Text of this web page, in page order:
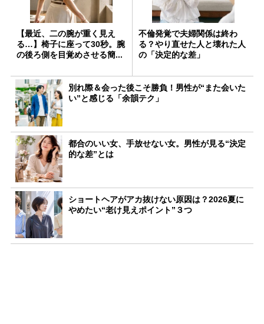
【最近、二の腕が重く見え
る…】椅子に座って30秒。腕
の後ろ側を目覚めさせる簡...
不倫発覚で夫婦関係は終わ
る？やり直せた人と壊れた人
の「決定的な差」
別れ際＆会った後こそ勝負！男性が“また会いた
い”と感じる「余韻テク」
都合のいい女、手放せない女。男性が見る“決定
的な差”とは
ショートヘアがアカ抜けない原因は？2026夏に
やめたい“老け見えポイント”３つ